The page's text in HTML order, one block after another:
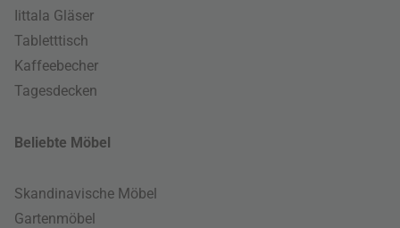
Iittala Gläser
Tabletttisch
Kaffeebecher
Tagesdecken
Beliebte Möbel
Skandinavische Möbel
Gartenmöbel